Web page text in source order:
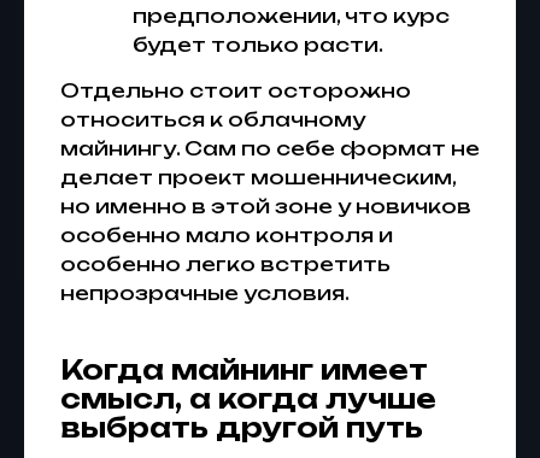
предположении, что курс
будет только расти.
Отдельно стоит осторожно
относиться к облачному
майнингу. Сам по себе формат не
делает проект мошенническим,
но именно в этой зоне у новичков
особенно мало контроля и
особенно легко встретить
непрозрачные условия.
Когда майнинг имеет
смысл, а когда лучше
выбрать другой путь